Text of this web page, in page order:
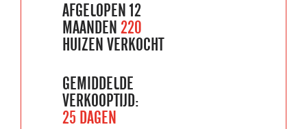
AFGELOPEN 12
MAANDEN 220
HUIZEN VERKOCHT
GEMIDDELDE
VERKOOPTIJD:
25 DAGEN